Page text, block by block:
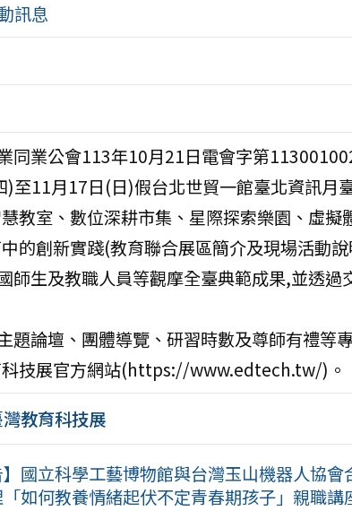
訊息
同業公會113年10月21日電會字第
至11月17日(日)假台北世貿一館臺北資訊月
教室、數位深耕市集、星際探索樂園、虛擬
的創新實踐(教育聯合展區簡介及現場活動說
師生及教職人員等觀摩全臺典範成果,並透過
題論壇、團體導覽、研習時數及尊師有禮等
科技展官方網站(https://www.edtech.tw/)。
教育科技展
】國立科學工藝博物館與台灣玉山機器人協會
如何教養情緒起伏不定青春期孩子」親職講